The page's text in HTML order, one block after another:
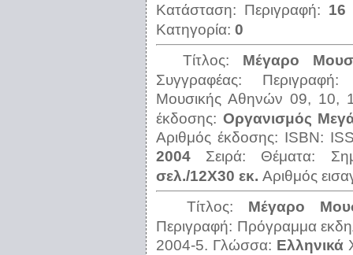
Κατάσταση: Περιγραφή: 16
Κατηγορία: 0
Τίτλος: Μέγαρο
Συγγραφέας:
Μουσικής Αθηνών 09, 10,
έκδοσης: Οργανισμός
Αριθμός έκδοσης: ISBN:
2004
Σειρά: Θέματα:
σελ./12Χ30 εκ. Αριθμός
Τίτλος: Μέγαρο
Περιγραφή: Πρόγραμμα
2004-5. Γλώσσα: Ελληνικά